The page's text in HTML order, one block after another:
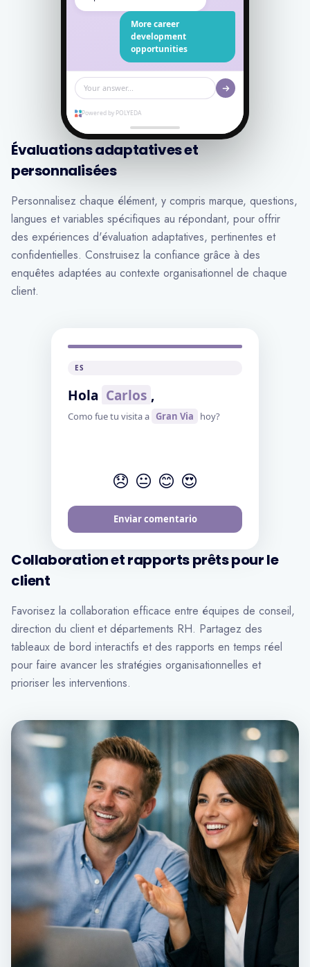
More career
development
opportunities
Your answer...
Powered by POLYEDA
Évaluations adaptatives et
personnalisées
Personnalisez chaque élément, y compris marque, questions,
langues et variables spécifiques au répondant, pour offrir
des expériences d'évaluation adaptatives, pertinentes et
confidentielles. Construisez la confiance grâce à des
enquêtes adaptées au contexte organisationnel de chaque
client.
FR
Bonjour [prenom]
Comment s'est passee votre visite a
😞 😐 😊 😍
Envoyer mes commentaires
Collaboration et rapports prêts pour le
client
Favorisez la collaboration efficace entre équipes de conseil,
direction du client et départements RH. Partagez des
tableaux de bord interactifs et des rapports en temps réel
pour faire avancer les stratégies organisationnelles et
prioriser les interventions.